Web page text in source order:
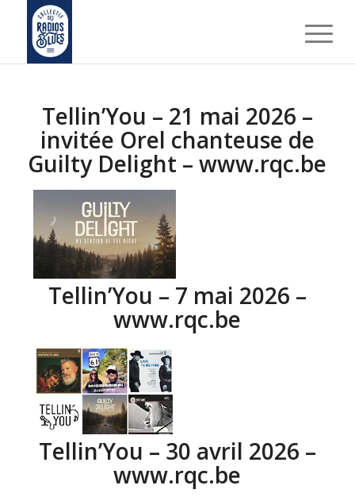
Tellin’You – 21 mai 2026 –
invitée Orel chanteuse de
Guilty Delight – www.rqc.be
Tellin’You – 7 mai 2026 –
www.rqc.be
Tellin’You – 30 avril 2026 –
www.rqc.be